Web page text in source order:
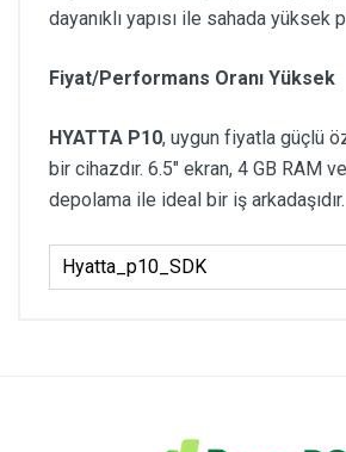
dayanıklı yapısı ile sahada yüksek
Fiyat/Performans Oranı Yüksek
HYATTA P10, uygun fiyatla güçlü
bir cihazdır. 6.5" ekran, 4 GB RAM
depolama ile ideal bir iş arkadaşıdır.
Hyatta_p10_SDK